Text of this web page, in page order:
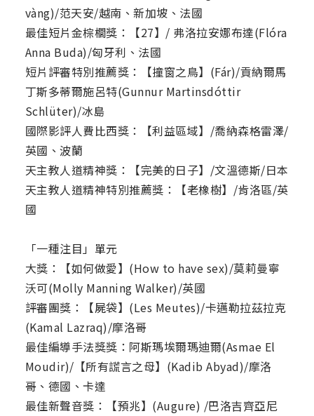
vàng)/范天安/越南、新加坡、法國
最佳短片金棕櫚獎：【27】/ 弗洛拉安娜布達(Flóra
Anna Buda)/匈牙利、法國
短片評審特別推薦獎：【撞窗之鳥】(Fár)/貢納爾馬
丁斯多蒂爾施呂特(Gunnur Martinsdóttir
Schlüter)/冰島
國際影評人費比西獎：【利益區域】/喬納森格雷澤/
英國、波蘭
天主教人道精神獎：【完美的日子】/文溫德斯/日本
天主教人道精神特別推薦獎：【老橡樹】/肯洛區/英
國
「一種注目」單元
大獎：【如何做愛】(How to have sex)/莫莉曼寧
沃可(Molly Manning Walker)/英國
評審團獎：【屍袋】(Les Meutes)/卡邁勒拉茲拉克
(Kamal Lazraq)/摩洛哥
最佳編導手法獎獎：阿斯瑪埃爾瑪迪爾(Asmae El
Moudir)/【所有謊言之母】(Kadib Abyad)/摩洛
哥、德國、卡達
最佳新聲音獎：【預兆】(Augure) /巴洛吉齊亞尼